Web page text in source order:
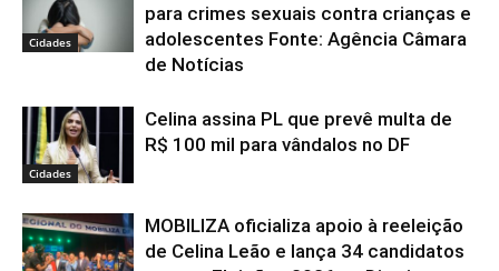
Cidades
para crimes sexuais contra crianças e
adolescentes Fonte: Agência Câmara
de Notícias
Cidades
Celina assina PL que prevê multa de
R$ 100 mil para vândalos no DF
MOBILIZA oficializa apoio à reeleição
de Celina Leão e lança 34 candidatos